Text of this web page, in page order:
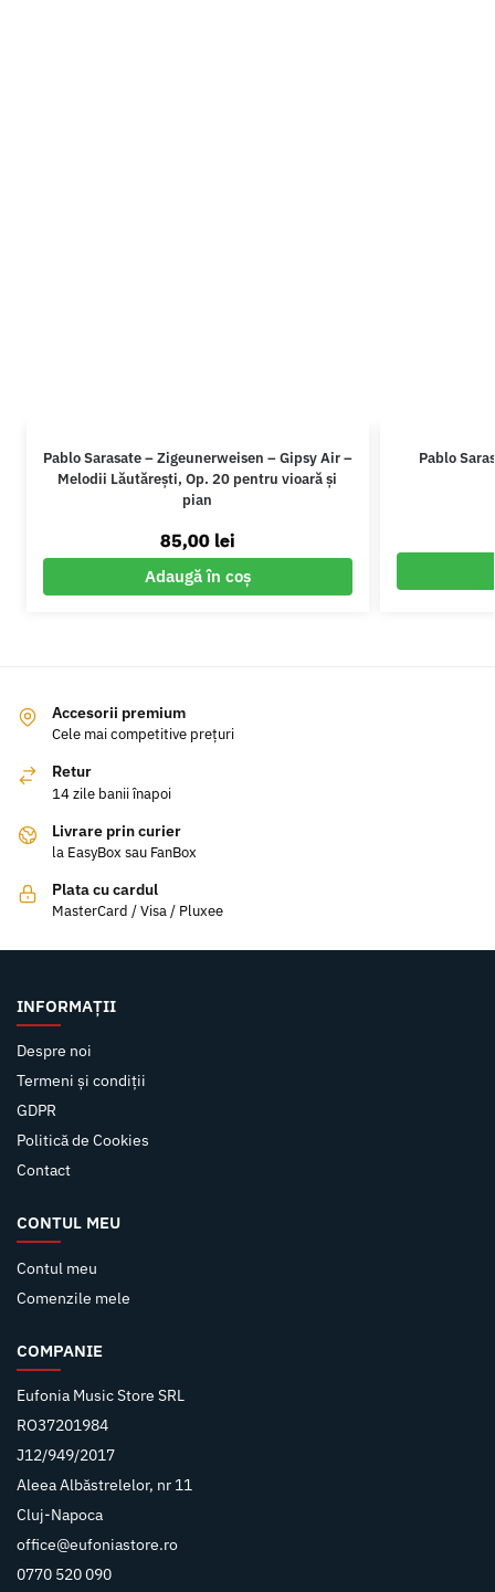
Pablo Sarasate – Zigeunerweisen – Gipsy Air –
Melodii Lăutărești, Op. 20 pentru vioară și
pian
85,00 lei
Adaugă în coș
Pablo
Accesorii premium
Cele mai competitive prețuri
Retur
14 zile banii înapoi
Livrare prin curier
la EasyBox sau FanBox
Plata cu cardul
MasterCard / Visa / Pluxee
INFORMAȚII
Despre noi
Termeni și condiții
GDPR
Politică de Cookies
Contact
CONTUL MEU
Contul meu
Comenzile mele
COMPANIE
Eufonia Music Store SRL
RO37201984
J12/949/2017
Aleea Albăstrelelor, nr 11
Cluj-Napoca
office@eufoniastore.ro
0770 520 090